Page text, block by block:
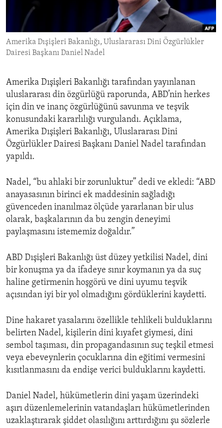
ENVIRONMENT AND HEALTH
IDEALS AND INSTITUTIONS
Amerika Dışişleri Bakanlığı, Uluslararası Dini Özgürlükler
Dairesi Başkanı Daniel Nadel
Amerika Dışişleri Bakanlığı tarafından yayınlanan
uluslararası din özgürlüğü raporunda, ABD’nin herkes
için din ve inanç özgürlüğünü savunma ve teşvik
konusundaki kararlılığı vurgulandı. Açıklama,
Amerika Dışişleri Bakanlığı, Uluslararası Dini
Özgürlükler Dairesi Başkanı Daniel Nadel tarafından
yapıldı.
Nadel, “bu ahlaki bir zorunluktur” dedi ve ekledi: “ABD
anayasasının birinci ek maddesinin sağladığı
güvenceden inanılmaz ölçüde yararlanan bir ulus
olarak, başkalarının da bu zengin deneyimi
paylaşmasını istememiz doğaldır.”
ABD Dışişleri Bakanlığı üst düzey yetkilisi Nadel, dini
bir konuşma ya da ifadeye sınır koymanın ya da suç
haline getirmenin hoşgörü ve dini uyumu teşvik
açısından iyi bir yol olmadığını gördüklerini kaydetti.
Dine hakaret yasalarını özellikle tehlikeli bulduklarını
belirten Nadel, kişilerin dini kıyafet giymesi, dini
sembol taşıması, din propagandasının suç teşkil etmesi
veya ebeveynlerin çocuklarına din eğitimi vermesini
kısıtlanmasını da endişe verici bulduklarını kaydetti.
Daniel Nadel, hükümetlerin dini yaşam üzerindeki
aşırı düzenlemelerinin vatandaşları hükümetlerinden
uzaklaştırarak şiddet olasılığını arttırdığını şu sözlerle